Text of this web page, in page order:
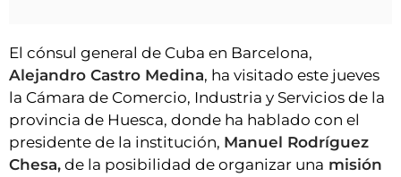
INICIAR SESIÓN
El cónsul general de Cuba en Barcelona,
Alejandro Castro Medina, ha visitado este jueves
la Cámara de Comercio, Industria y Servicios de la
provincia de Huesca, donde ha hablado con el
presidente de la institución, Manuel Rodríguez
Chesa, de la posibilidad de organizar una misión